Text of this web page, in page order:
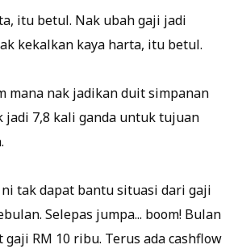
itu betul. Nak ubah gaji jadi
kekalkan kaya harta, itu betul.
mana nak jadikan duit simpanan
jadi 7,8 kali ganda untuk tujuan
tak dapat bantu situasi dari gaji
Selepas jumpa... boom! Bulan
RM 10 ribu. Terus ada cashflow